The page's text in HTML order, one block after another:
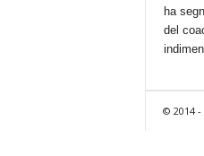
ha
del
© 2014 -